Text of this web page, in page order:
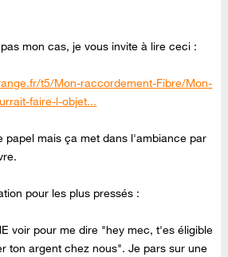
mon cas, je vous invite à lire ceci :
t5/Mon-raccordement-Fibre/Mon-
faire-l-objet...
papel mais ça met dans l'ambiance par
pour les plus pressés :
voir pour me dire "hey mec, t'es éligible
ton argent chez nous". Je pars sur une